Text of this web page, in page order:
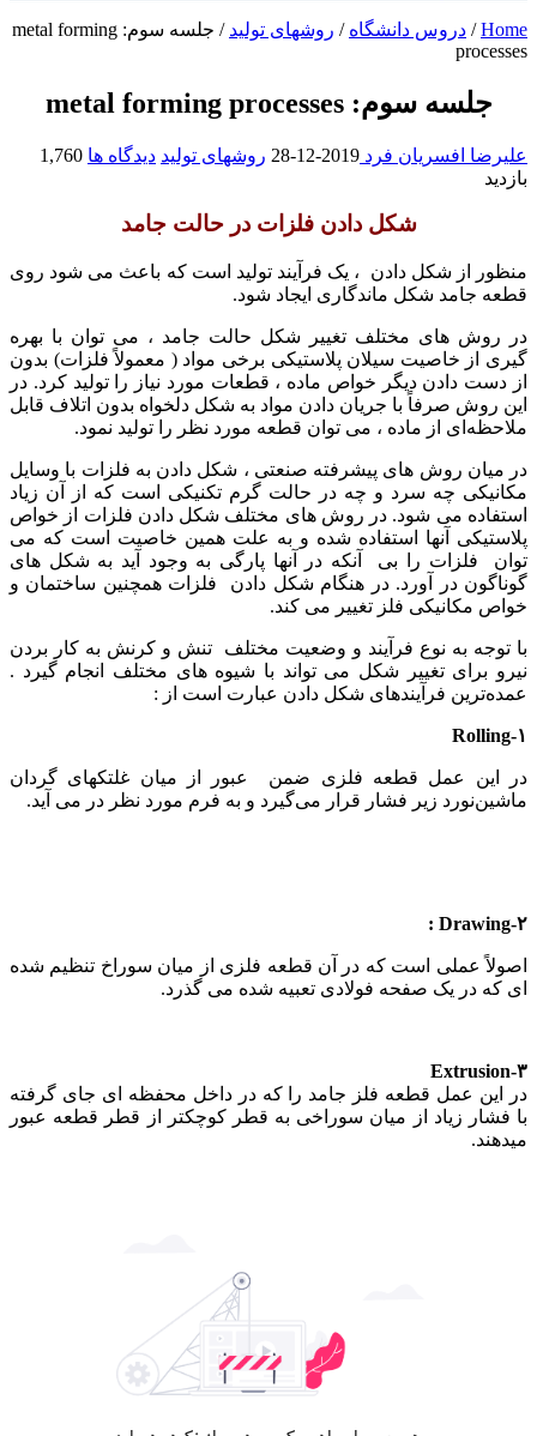
Home
/ دروس دانشگاه / روشهای تولید /
جلسه سوم: metal forming
processes
جلسه سوم: metal forming processes
علیرضا افسریان فرد 2019-12-28 روشهای تولید دیدگاه ها 1,760
بازدید
شکل دادن فلزات در حالت جامد
منظور از شکل دادن ، یک فرآیند تولید است که باعث می شود روی
قطعه جامد شکل ماندگاری ایجاد شود.
در روش های مختلف تغییر شکل حالت جامد ، می توان با بهره
گیری از خاصیت سیلان پلاستیکی برخی مواد ( معمولاً فلزات) بدون
از دست دادن دیگر خواص ماده ، قطعات مورد نیاز را تولید کرد. در
این روش صرفاً با جریان دادن مواد به شکل دلخواه بدون اتلاف قابل
ملاحظه‌ای از ماده ، می توان قطعه مورد نظر را تولید نمود.
در میان روش های پیشرفته صنعتی ، شکل دادن به فلزات با وسایل
مکانیکی چه سرد و چه در حالت گرم تکنیکی است که از آن زیاد
استفاده می شود. در روش های مختلف شکل دادن فلزات از خواص
پلاستیکی آنها استفاده شده و به علت همین خاصیت است که می
توان فلزات را بی آنکه در آنها پارگی به وجود آید به شکل های
گوناگون در آورد. در هنگام شکل دادن فلزات همچنین ساختمان و
خواص مکانیکی فلز تغییر می کند.
با توجه به نوع فرآیند و وضعیت مختلف تنش و کرنش به کار بردن
نیرو برای تغییر شکل می تواند با شیوه های مختلف انجام گیرد .
عمده‌ترین فرآیندهای شکل دادن عبارت است از :
۱-Rolling
در این عمل قطعه فلزی ضمن عبور از میان غلتکهای گردان
ماشین‌نورد زیر فشار قرار می‌گیرد و به فرم مورد نظر در می آید.
۲-Drawing :
اصولاً عملی است که در آن قطعه فلزی از میان سوراخ تنظیم شده
ای که در یک صفحه فولادی تعبیه شده می گذرد.
۳-Extrusion
در این عمل قطعه فلز جامد را که در داخل محفظه ای جای گرفته
با فشار زیاد از میان سوراخی به قطر کوچکتر از قطر قطعه عبور
میدهند.